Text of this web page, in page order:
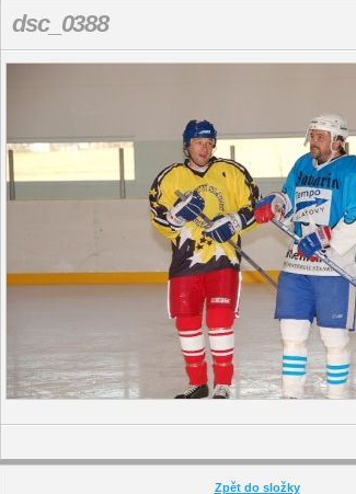
dsc_0388
Zpět do složky